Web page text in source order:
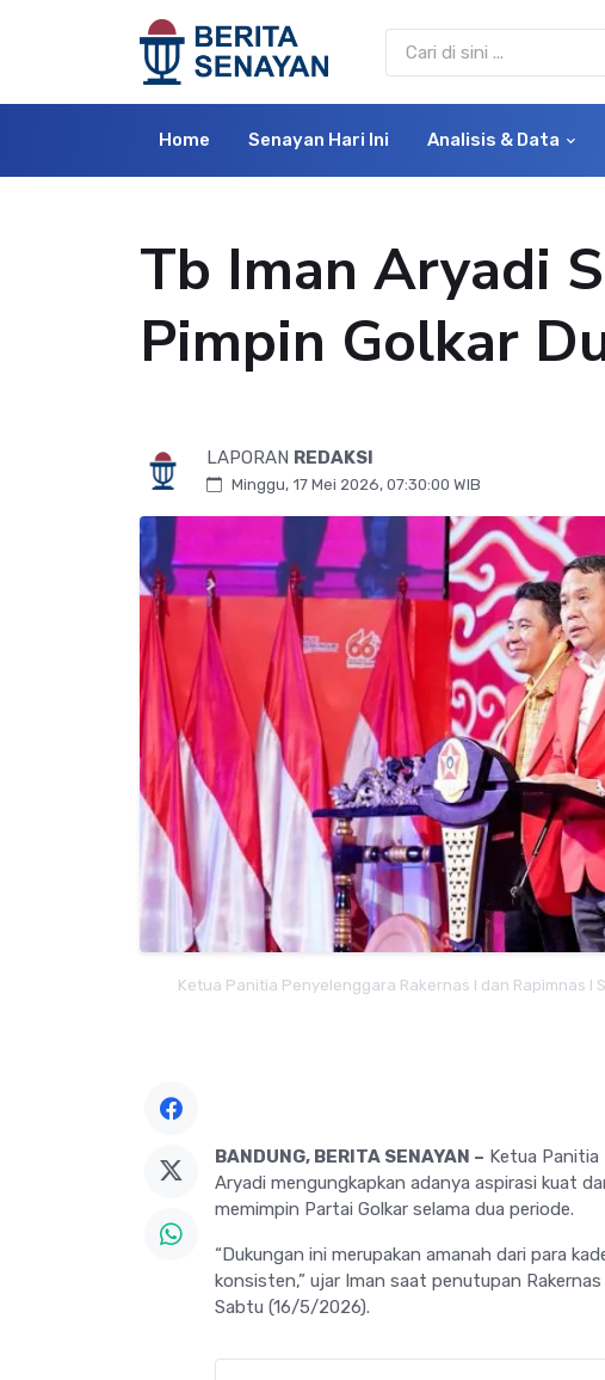
Home Senayan Hari Ini Analisis & Data
Tb Iman Aryadi
Pimpin Golkar
LAPORAN REDAKSI
Minggu, 17 Mei 2026, 07:30:00 WIB
Ketua Panitia Penyelenggara Rakernas I dan Rapimnas I
BANDUNG, BERITA SENAYAN – Ketua Panitia
Aryadi mengungkapkan adanya aspirasi kuat
memimpin Partai Golkar selama dua periode.
“Dukungan ini merupakan amanah dari para
konsisten,” ujar Iman saat penutupan
Sabtu (16/5/2026).